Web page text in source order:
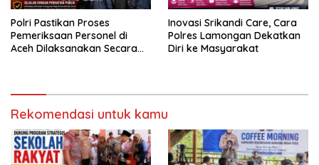
Polri Pastikan Proses
Pemeriksaan Personel di
Aceh Dilaksanakan Secara
Inovasi Srikandi Care, Cara
Polres Lamongan Dekatkan
Diri ke Masyarakat
Rekomendasi untuk kamu